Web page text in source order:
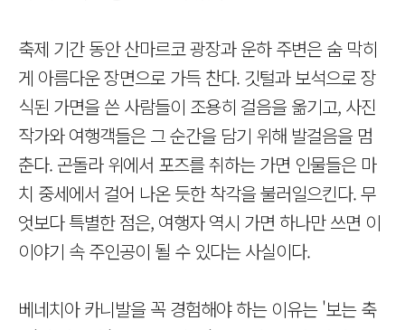
축제 기간 동안 산마르코 광장과 운하 주변은 숨 막히
게 아름다운 장면으로 가득 찬다. 깃털과 보석으로 장
식된 가면을 쓴 사람들이 조용히 걸음을 옮기고, 사진
작가와 여행객들은 그 순간을 담기 위해 발걸음을 멈
춘다. 곤돌라 위에서 포즈를 취하는 가면 인물들은 마
치 중세에서 걸어 나온 듯한 착각을 불러일으킨다. 무
엇보다 특별한 점은, 여행자 역시 가면 하나만 쓰면 이
이야기 속 주인공이 될 수 있다는 사실이다.
베네치아 카니발을 꼭 경험해야 하는 이유는 '보는 축